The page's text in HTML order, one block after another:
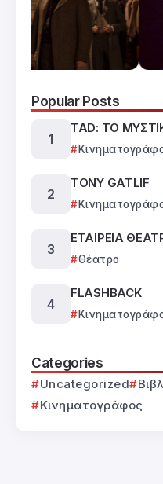
Popular Posts
TAD: ΤΟ
TONY GATLIF
ΕΤΑΙΡΕΙΑ
Θέατρο
FLASHBACK
Categories
Uncategorized
Κινηματογράφος